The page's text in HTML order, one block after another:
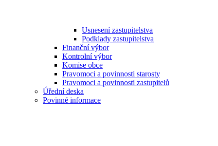
Usnesení zastupitelstva
Podklady zastupitelstva
Finanční výbor
Kontrolní výbor
Komise obce
Pravomoci a povinnosti starosty
Pravomoci a povinnosti zastupitelů
Úřední deska
Povinné informace